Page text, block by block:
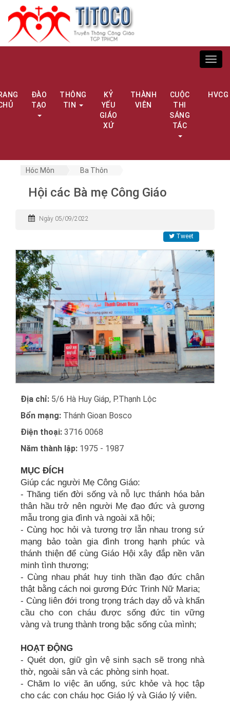
ĐÀO
TẠO
THÔNG
TIN
KỶ
YẾU
GIÁO
XỨ
THÀNH
VIÊN
CUỘC
THI
SÁNG
TÁC
HVCG
Hóc Môn Ba Thôn
Hội các Bà mẹ Công Giáo
Ngày 05/09/2022
Tweet
Địa chỉ: 5/6 Hà Huy Giáp, P.Thạnh Lộc
Bổn mạng: Thánh Gioan Bosco
Điện thoại: 3716 0068
Năm thành lập: 1975 - 1987
MỤC ĐÍCH
Giúp các người Mẹ Công Giáo:
- Thăng tiến đời sống và nỗ lực thánh hóa bản
thân hầu trở nên người Mẹ đạo đức và gương
mẫu trong gia đình và ngoài xã hội;
- Cùng học hỏi và tương trợ lẫn nhau trong sứ
mạng bảo toàn gia đình trong hạnh phúc và
thánh thiện để cùng Giáo Hội xây đắp nền văn
minh tình thương;
- Cùng nhau phát huy tinh thần đạo đức chân
thật bằng cách noi gương Đức Trinh Nữ Maria;
- Cùng liên đới trong trọng trách dạy dỗ và khẩn
cầu cho con cháu được sống đức tin vững
vàng và trung thành trong bậc sống của mình;
HOẠT ĐỘNG
- Quét dọn, giữ gìn vệ sinh sạch sẽ trong nhà
thờ, ngoài sân và các phòng sinh họat.
- Chăm lo việc ăn uống, sức khỏe và học tập
cho các con cháu học Giáo lý và Giáo lý viên.